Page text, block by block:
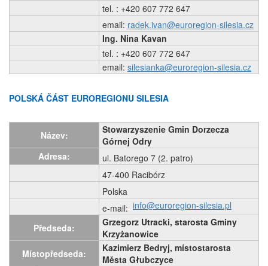
tel. : +420 607 772 647
‍email: radek.ivan@euroregion-silesia.cz
Ing. Nina Kavan
tel. : +420 607 772 647
email: silesianka@euroregion-silesia.cz
POLSKÁ ČÁST EUROREGIONU SILESIA
Název:
Stowarzyszenie Gmin Dorzecza
Górnej Odry
Adresa:
ul. Batorego 7 (2. patro)
47-400 Racibórz
Polska
e-mail: info@euroregion-silesia.pl
Předseda:
Grzegorz Utracki, starosta Gminy
Krzyżanowice
Místopředseda:
Kazimierz Bedryj, místostarosta
Města Głubczyce